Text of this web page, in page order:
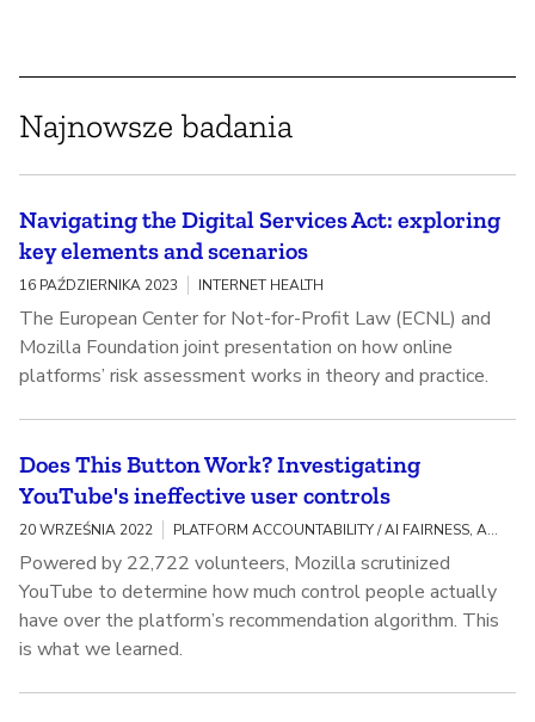
Najnowsze badania
Navigating the Digital Services Act: exploring
key elements and scenarios
16 PAŹDZIERNIKA 2023 INTERNET HEALTH
The European Center for Not-for-Profit Law (ECNL) and
Mozilla Foundation joint presentation on how online
platforms’ risk assessment works in theory and practice.
Does This Button Work? Investigating
YouTube's ineffective user controls
20 WRZEŚNIA 2022 PLATFORM ACCOUNTABILITY / AI FAIRNESS, ACCOUNTABILITY, AND TRANSPARENCY / TECH POLICY & REGULATION
Powered by 22,722 volunteers, Mozilla scrutinized
YouTube to determine how much control people actually
have over the platform’s recommendation algorithm. This
is what we learned.